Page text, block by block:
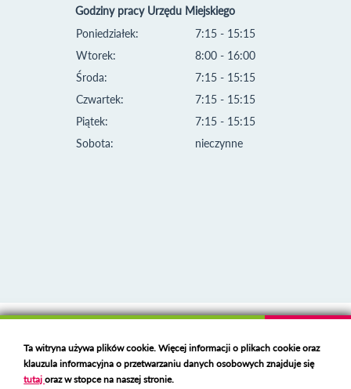
Godziny pracy Urzędu Miejskiego
Poniedziałek:
Wtorek:
Środa:
Czwartek:
Piątek:
Sobota:
7:15 - 15:15
8:00 - 16:00
7:15 - 15:15
7:15 - 15:15
7:15 - 15:15
nieczynne
Deklaracja dostępności
Polski serwer RBL
https://polspam.pl/
Ta witryna używa plików cookie. Więcej informacji o plikach cookie oraz
klauzula informacyjna o przetwarzaniu danych osobowych znajduje się
tutajoraz w stopce na naszej stronie.